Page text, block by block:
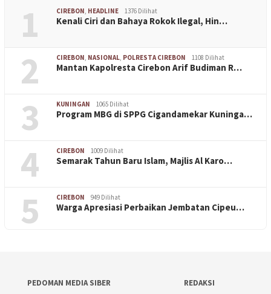
1 CIREBON HEADLINE 1376 Dilihat
Kenali Ciri dan Bahaya Rokok Ilegal, Hin…
2 CIREBON NASIONAL POLRESTA CIREBON 1108 Dilihat
Mantan Kapolresta Cirebon Arif Budiman R…
3 KUNINGAN 1065 Dilihat
Program MBG di SPPG Cigandamekar Kuninga…
4 CIREBON 1009 Dilihat
Semarak Tahun Baru Islam, Majlis Al Karo…
5 CIREBON 949 Dilihat
Warga Apresiasi Perbaikan Jembatan Cipeu…
PEDOMAN MEDIA SIBER
REDAKSI